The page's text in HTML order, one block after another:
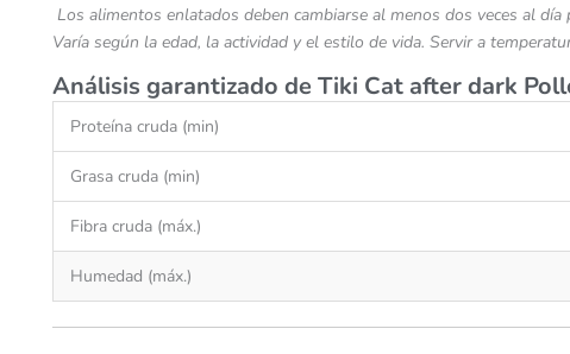
Los alimentos enlatados deben cambiarse al menos dos veces al día
Varía según la edad, la actividad y el estilo de vida. Servir a
Análisis garantizado de Tiki Cat after dark
Proteína cruda (min)
Grasa cruda (min)
Fibra cruda (máx.)
Humedad (máx.)